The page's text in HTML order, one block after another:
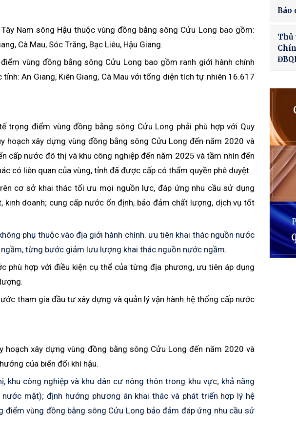
Nam sông Hậu thuộc vùng đồng bằng sông Cửu Long bao gồm:
Cà Mau, Sóc Trăng, Bạc Liêu, Hậu Giang.
vùng đồng bằng sông Cửu Long bao gồm ranh giới hành chính
An Giang, Kiên Giang, Cà Mau với tổng diện tích tự nhiên 16.617
trọng điểm vùng đồng bằng sông Cửu Long phải phù hợp với Quy
hoạch xây dựng vùng đồng bằng sông Cửu Long đến năm 2020 và
cấp nước đô thị và khu công nghiệp đến năm 2025 và tầm nhìn đến
có liên quan của vùng, tỉnh đã được cấp có thẩm quyền phê duyệt.
cơ sở khai thác tối ưu mọi nguồn lực, đáp ứng nhu cầu sử dụng
kinh doanh; cung cấp nước ổn định, bảo đảm chất lượng, dịch vụ tốt
phụ thuộc vào địa giới hành chính. ưu tiên khai thác nguồn nước
từng bước giảm lưu lượng khai thác nguồn nước ngầm.
phù hợp với điều kiện cụ thể của từng địa phương, ưu tiên áp dụng
tham gia đầu tư xây dựng và quản lý vận hành hệ thống cấp nước
xây dựng vùng đồng bằng sông Cửu Long đến năm 2020 và
của biến đổi khí hậu.
khu công nghiệp và khu dân cư nông thôn trong khu vực; khả năng
nước mặt); định hướng phương án khai thác và phát triển hợp lý hệ
vùng đồng bằng sông Cửu Long bảo đảm đáp ứng nhu cầu sử
Báo
Thủ